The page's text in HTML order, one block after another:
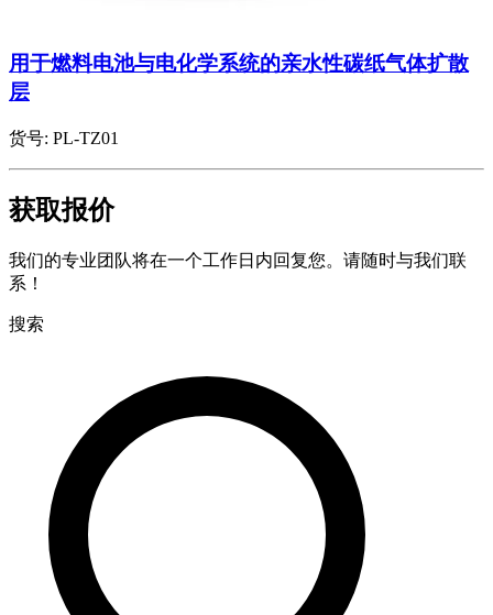
用于燃料电池与电化学系统的亲水性碳纸气体扩散
层
货号: PL-TZ01
获取报价
我们的专业团队将在一个工作日内回复您。请随时与我们联
系！
搜索